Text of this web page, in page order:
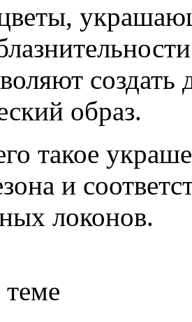
создать
образ.
такое
и
локонов.